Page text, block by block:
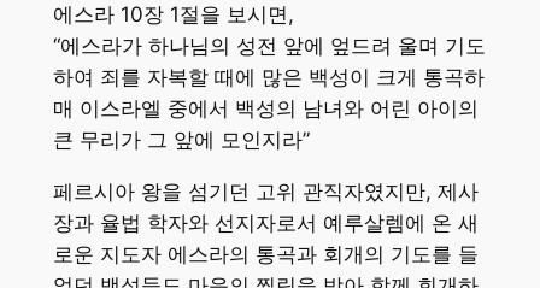
에스라 10장 1절을 보시면,
“에스라가 하나님의 성전 앞에 엎드려 울며 기도
하여 죄를 자복할 때에 많은 백성이 크게 통곡하
매 이스라엘 중에서 백성의 남녀와 어린 아이의
큰 무리가 그 앞에 모인지라”
페르시아 왕을 섬기던 고위 관직자였지만, 제사
장과 율법 학자와 선지자로서 예루살렘에 온 새
로운 지도자 에스라의 통곡과 회개의 기도를 들